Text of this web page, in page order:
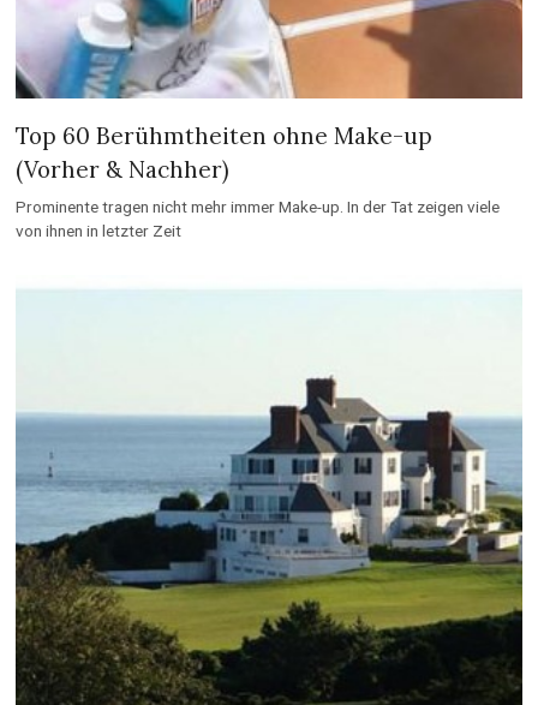
Top 60 Berühmtheiten ohne Make-up
(Vorher & Nachher)
Prominente tragen nicht mehr immer Make-up. In der Tat zeigen viele
von ihnen in letzter Zeit